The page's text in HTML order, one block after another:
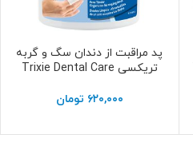
اطلاعات بیشتر
پد مراقبت از دندان سگ و گربه
تریکسی Trixie Dental Care
۶۲۰,۰۰۰ تومان